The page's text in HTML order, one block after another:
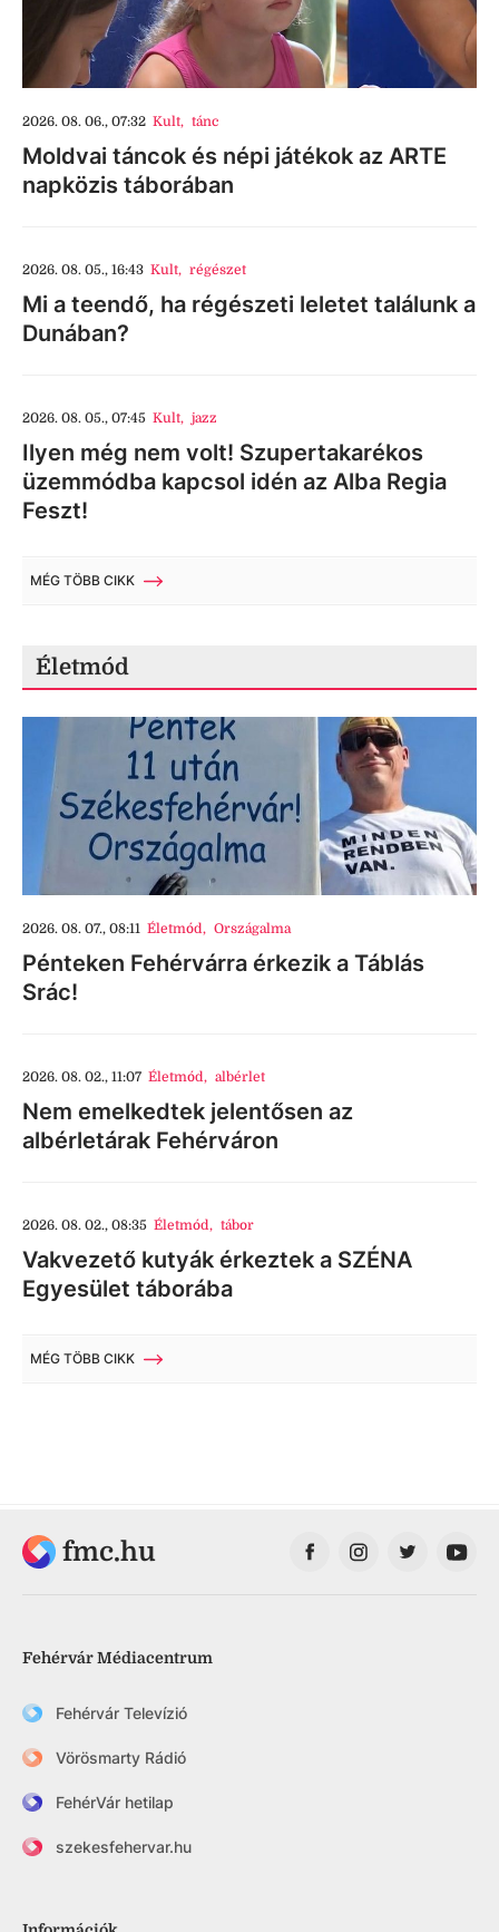
2026. 08. 06., 07:32 Kult, tánc
Moldvai táncok és népi játékok az ARTE
napközis táborában
2026. 08. 05., 16:43 Kult, régészet
Mi a teendő, ha régészeti leletet találunk a
Dunában?
2026. 08. 05., 07:45 Kult, jazz
Ilyen még nem volt! Szupertakarékos
üzemmódba kapcsol idén az Alba Regia
Feszt!
MÉG TÖBB CIKK
Életmód
2026. 08. 07., 08:11 Életmód, Országalma
Pénteken Fehérvárra érkezik a Táblás
Srác!
2026. 08. 02., 11:07 Életmód, albérlet
Nem emelkedtek jelentősen az
albérletárak Fehérváron
2026. 08. 02., 08:35 Életmód, tábor
Vakvezető kutyák érkeztek a SZÉNA
Egyesület táborába
MÉG TÖBB CIKK
fmc.hu
Fehérvár Médiacentrum
Fehérvár Televízió
Vörösmarty Rádió
FehérVár hetilap
szekesfehervar.hu